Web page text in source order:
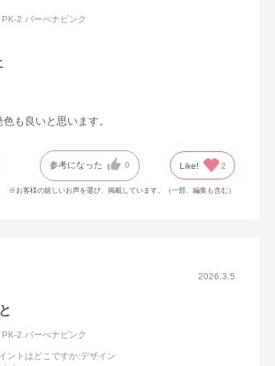
PK-2 バーべナピンク
も良いと思います。
参考になった 0 Like! 2
※お客様の嬉しいお声を選び、掲載しています。（一部、編集も含む）
2026.3.5
PK-2 バーべナピンク
ントはどこですか:デザイン